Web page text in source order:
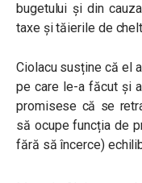
bugetului și din
taxe și tăierile de
Ciolacu susține că el
pe care le-a făcut și
promisese că se
să ocupe funcția de
fără să încerce)